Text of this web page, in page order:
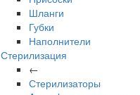
Шланги
Губки
Наполнители
Стерилизация
←
Стерилизаторы